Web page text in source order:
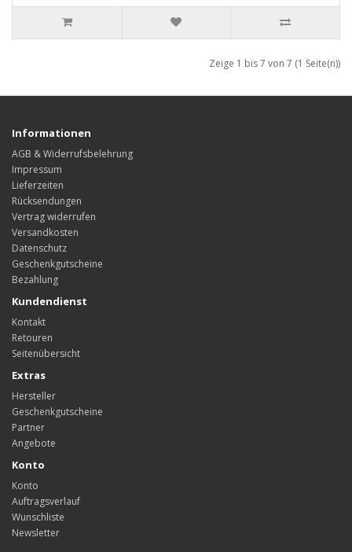
Zeige 1 bis 7 von 7 (1 Seite(n))
Informationen
AGB & Widerrufsbelehrung
Impressum
Lieferzeiten
Rücksendungen
Vertrag widerrufen
Versandkosten
Datenschutz
Geschenkgutscheine
Bezahlung
Kundendienst
Kontakt
Retouren
Seitenübersicht
Extras
Hersteller
Geschenkgutscheine
Partner
Angebote
Konto
Konto
Auftragsverlauf
Wunschliste
Newsletter